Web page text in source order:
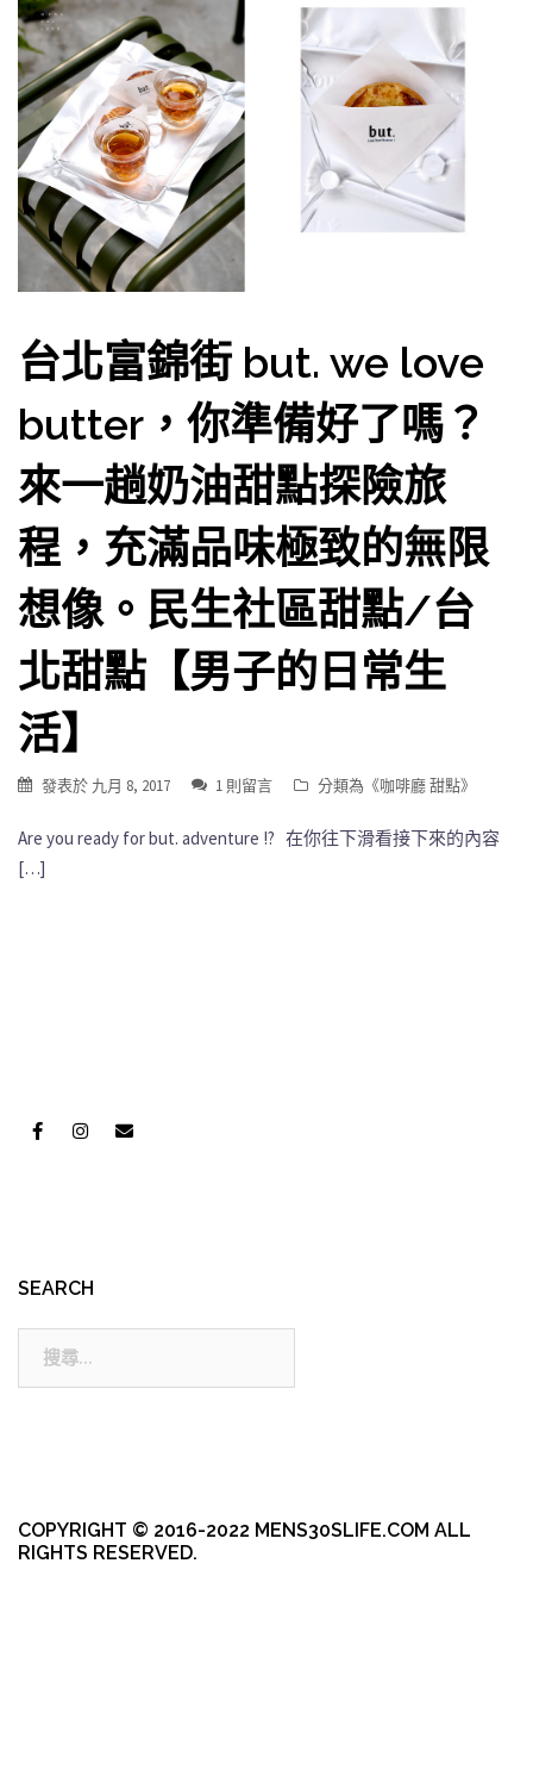
台北富錦街 but. we love
butter，你準備好了嗎？
來一趟奶油甜點探險旅
程，充滿品味極致的無限
想像。民生社區甜點/台
北甜點【男子的日常生
活】
發表於 九月 8, 2017 1 則留言 分類為《咖啡廳 甜點》
Are you ready for but. adventure !? 在你往下滑看接下來的內容
[…]
SEARCH
COPYRIGHT © 2016-2022 MENS30SLIFE.COM ALL
RIGHTS RESERVED.